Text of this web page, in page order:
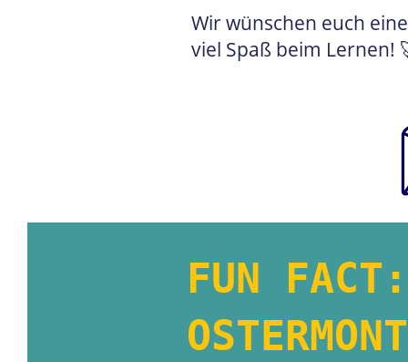
Wir wünschen euch
viel Spaß beim Lernen!
FUN